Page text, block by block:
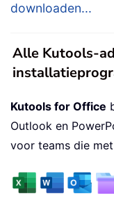
downloaden...
Alle Kutools-
Kutools for Office
Outlook en
voor teams die